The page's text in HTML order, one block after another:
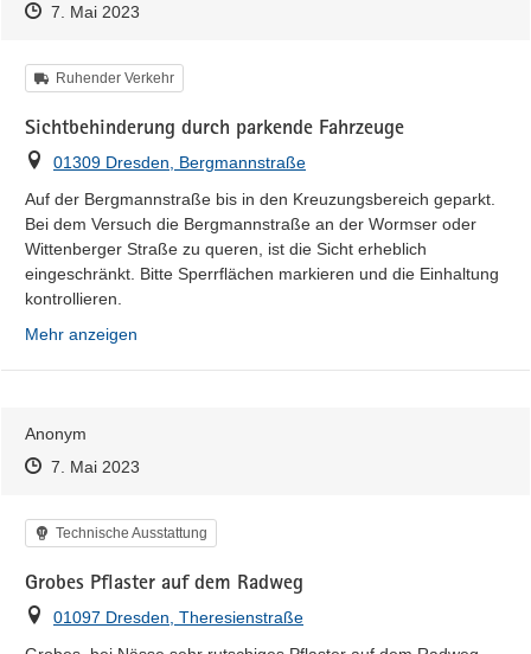
Zeitpunkt des Erstellens
Zeitpunkt des Erstellens
7. Mai 2023Zur Äußerung
Kategorie
Ruhender Verkehr
Sichtbehinderung durch parkende Fahrzeuge
Ort
01309 Dresden, Bergmannstraße
Auf der Bergmannstraße bis in den Kreuzungsbereich geparkt.
Bei dem Versuch die Bergmannstraße an der Wormser oder
Wittenberger Straße zu queren, ist die Sicht erheblich
eingeschränkt. Bitte Sperrflächen markieren und die Einhaltung
kontrollieren.
Mehr anzeigen
Anonym
Zeitpunkt des Erstellens
Zeitpunkt des Erstellens
7. Mai 2023Zur Äußerung
Kategorie
Technische Ausstattung
Grobes Pflaster auf dem Radweg
Ort
01097 Dresden, Theresienstraße